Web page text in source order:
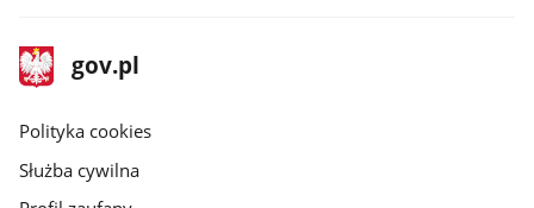
stopka
gov.pl
Strona
gov.pl
gov.pl
Polityka cookies
Służba cywilna